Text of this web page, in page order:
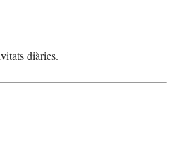
diàries.